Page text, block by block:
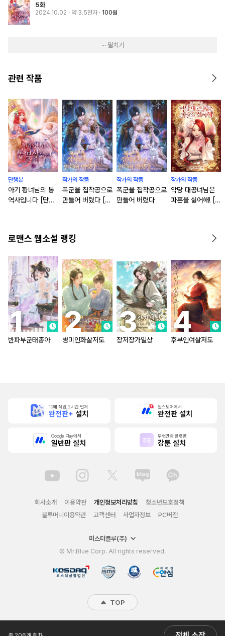
5화
2024.10.02 · 약 3.5천자 100원
··· 펼치기
관련 작품
단행본
아기 황녀님의 통
역사입니다 [단행
작가의 작품
폭군을 집착공으로
만들어 버렸다 [단
작가의 작품
폭군을 집착공으로
만들어 버렸다
작가의 작품
악당 대공녀님은
파혼을 싫어해! [단
로맨스 웹소설 랭킹
반파부군태총아 병미인화살저도 장저장가일상 후부인여살저도
10배 적립, 2시간 먼저
완전판+ 설치
원스토어에서
완전판 설치
Google Play에서
일반판 설치
무협만화 플랫폼
강툰 설치
회사소개 이용약관 개인정보처리방침
청소년보호정책
블루머니이용약관
고객센터 사업자정보 PC버전
미스터블루(주)
© Mr.Blue Corp. All rights reserved.
TOP